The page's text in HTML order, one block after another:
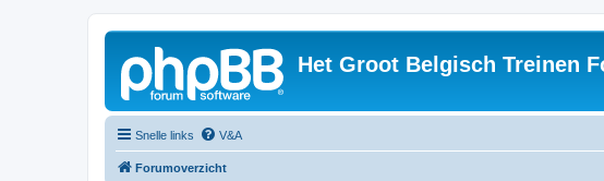
Het Groot Belgisch Treinen
Snelle links V&A
Forumoverzicht